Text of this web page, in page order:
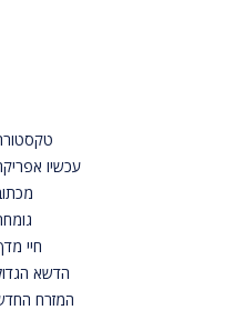
עכשיו
חיי
הדשא
המזרח